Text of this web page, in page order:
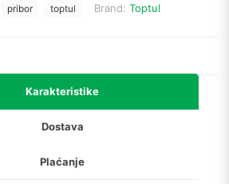
pribor toptul Brand: Toptul
Karakteristike
Dostava
Plaćanje